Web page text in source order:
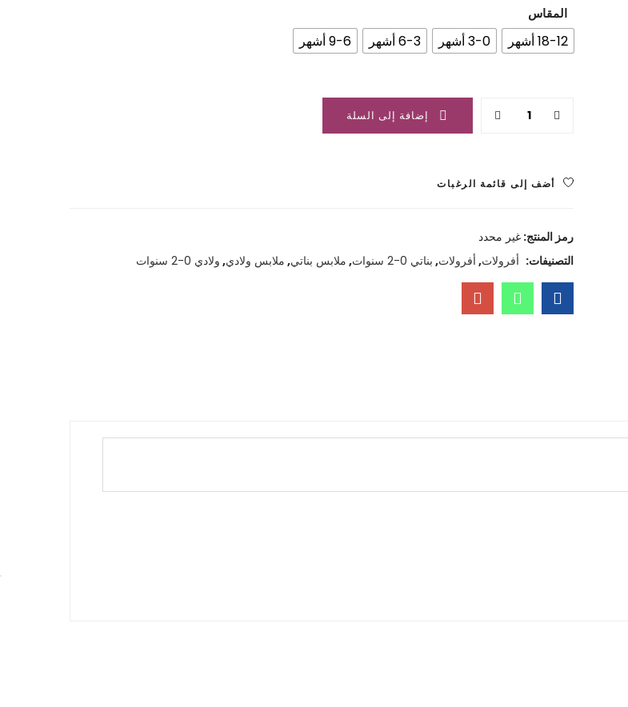
3.500 ﷼.
4.000 ﷼.
المقاس
18-12 أشهر 3-0 أشهر 6-3 أشهر 9-6 أشهر
Quantity
إضافة إلى السلة
أضف إلى قائمة الرغبات
رمز المنتج: غير محدد
التصنيفات: أفرولات, أفرولات, بناتي 0-2 سنوات , ملابس بناتي, ملابس ولادي, ولادي 0-2 سنوات